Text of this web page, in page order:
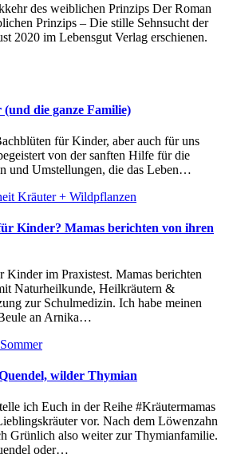
Prinzips – Die stille Sehnsucht der
2020 im Lebensgut Verlag erschienen.
die ganze Familie)
von der sanften Hilfe für die
und Umstellungen, die das Leben…
Kräuter + Wildpflanzen
Kinder? Mamas berichten von ihren
Naturheilkunde, Heilkräutern &
zur Schulmedizin. Ich habe meinen
an Arnika…
Sommer
wilder Thymian
vor. Nach dem Löwenzahn
Grünlich also weiter zur Thymianfamilie.
oder…